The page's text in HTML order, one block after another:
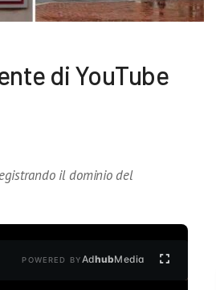
di YouTube
il dominio del
POWERED BYAdhubMedia